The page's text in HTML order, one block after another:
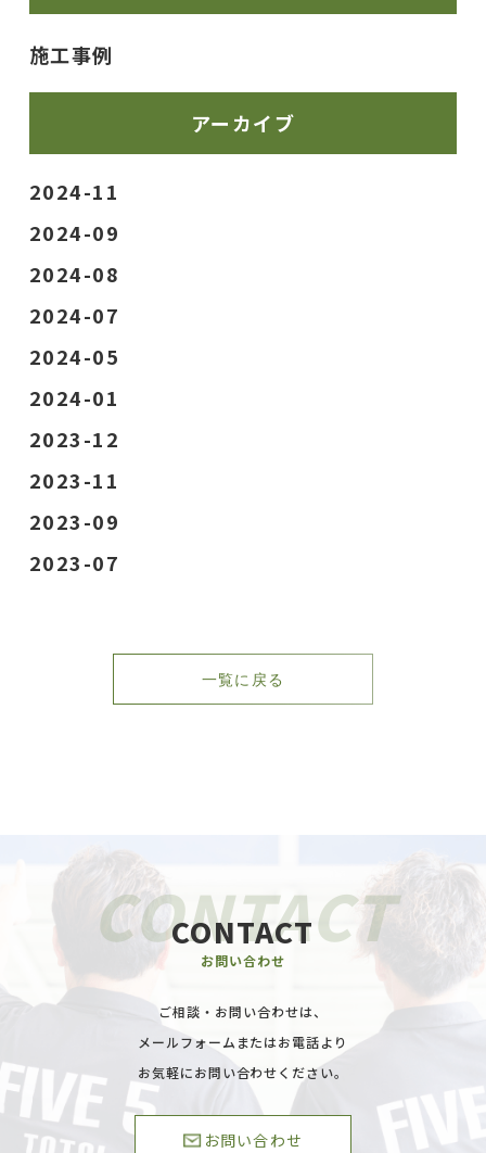
施工事例
アーカイブ
2024-11
2024-09
2024-08
2024-07
2024-05
2024-01
2023-12
2023-11
2023-09
2023-07
一覧に戻る
CONTACT
お問い合わせ
ご相談・お問い合わせは、
メールフォームまたはお電話より
お気軽にお問い合わせください。
お問い合わせ